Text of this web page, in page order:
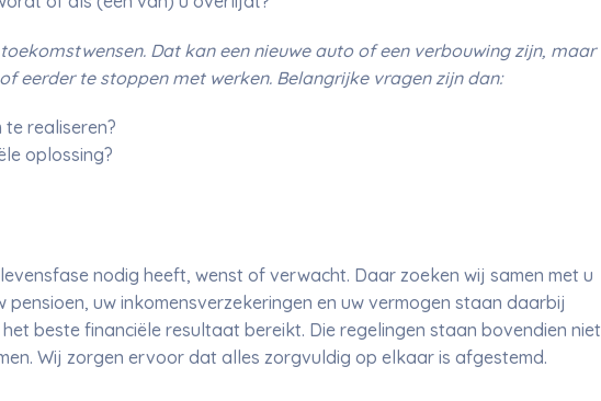
Dat kan een nieuwe auto of een verbouwing zijn, maar
eerder te stoppen met werken. Belangrijke vragen zijn dan:
realiseren?
oplossing?
nodig heeft, wenst of verwacht. Daar zoeken wij samen met u
uw inkomensverzekeringen en uw vermogen staan daarbij
beste financiële resultaat bereikt. Die regelingen staan bovendien niet
Wij zorgen ervoor dat alles zorgvuldig op elkaar is afgestemd.